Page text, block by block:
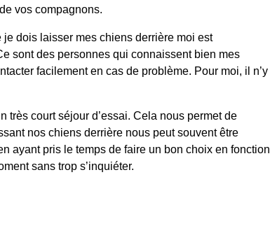
vos compagnons.
dois laisser mes chiens derrière moi est
sont des personnes qui connaissent bien mes
facilement en cas de problème. Pour moi, il n’y
très court séjour d’essai. Cela nous permet de
nos chiens derrière nous peut souvent être
ayant pris le temps de faire un bon choix en fonction
sans trop s’inquiéter.